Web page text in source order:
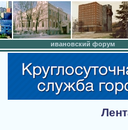
ивановский форум